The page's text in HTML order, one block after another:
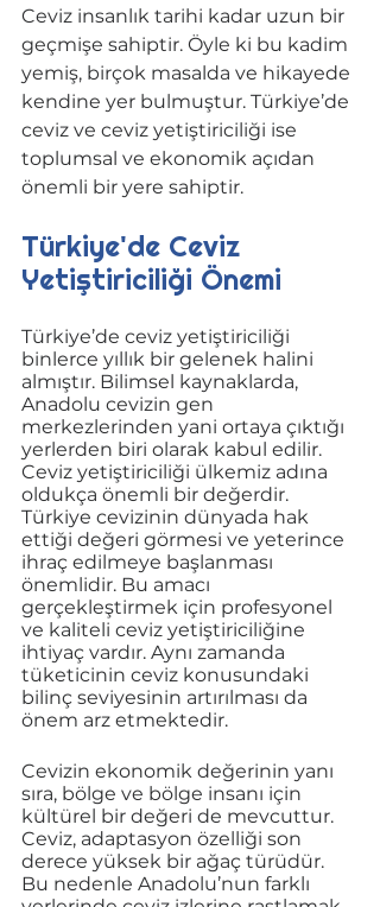
Ceviz insanlık tarihi kadar uzun bir
geçmişe sahiptir. Öyle ki bu kadim
yemiş, birçok masalda ve hikayede
kendine yer bulmuştur. Türkiye’de
ceviz ve ceviz yetiştiriciliği ise
toplumsal ve ekonomik açıdan
önemli bir yere sahiptir.
Türkiye'de Ceviz
Yetiştiriciliği Önemi
Türkiye’de ceviz yetiştiriciliği
binlerce yıllık bir gelenek halini
almıştır. Bilimsel kaynaklarda,
Anadolu cevizin gen
merkezlerinden yani ortaya çıktığı
yerlerden biri olarak kabul edilir.
Ceviz yetiştiriciliği ülkemiz adına
oldukça önemli bir değerdir.
Türkiye cevizinin dünyada hak
ettiği değeri görmesi ve yeterince
ihraç edilmeye başlanması
önemlidir. Bu amacı
gerçekleştirmek için profesyonel
ve kaliteli ceviz yetiştiriciliğine
ihtiyaç vardır. Aynı zamanda
tüketicinin ceviz konusundaki
bilinç seviyesinin artırılması da
önem arz etmektedir.
Cevizin ekonomik değerinin yanı
sıra, bölge ve bölge insanı için
kültürel bir değeri de mevcuttur.
Ceviz, adaptasyon özelliği son
derece yüksek bir ağaç türüdür.
Bu nedenle Anadolu’nun farklı